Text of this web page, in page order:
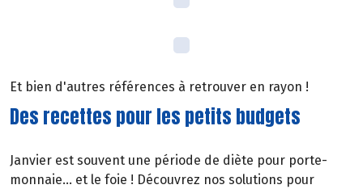
Et bien d'autres références à retrouver en rayon !
Des recettes pour les petits budgets
Janvier est souvent une période de diète pour porte-
monnaie… et le foie ! Découvrez nos solutions pour